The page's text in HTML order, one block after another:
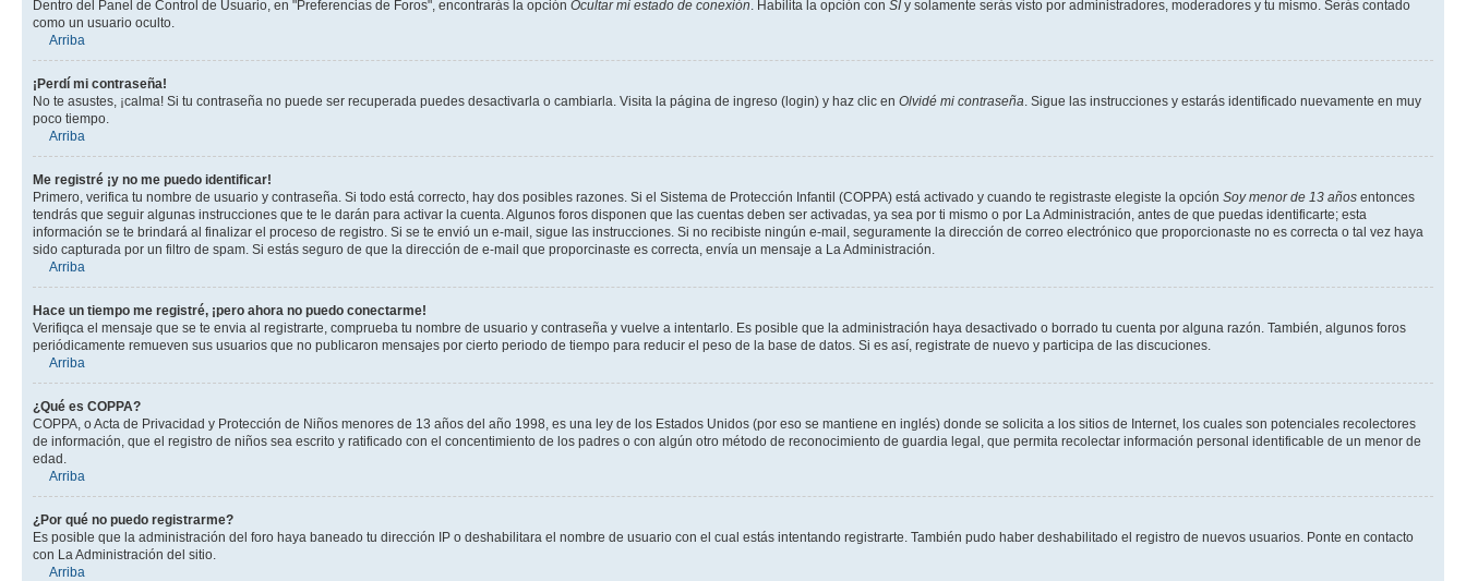
Dentro del Panel de Control de Usuario, en "Preferencias de Foros", encontrarás la opción Ocultar mi estado de conexión . Habilita la opción con SI y solamente serás visto por administradores, moderadores y tu mismo. Serás contado
como un usuario oculto.
Arriba
¡Perdí mi contraseña!
No te asustes, ¡calma! Si tu contraseña no puede ser recuperada puedes desactivarla o cambiarla. Visita la página de ingreso (login) y haz clic en Olvidé mi contraseña . Sigue las instrucciones y estarás identificado nuevamente en muy
poco tiempo.
Arriba
Me registré ¡y no me puedo identificar!
Primero, verifica tu nombre de usuario y contraseña. Si todo está correcto, hay dos posibles razones. Si el Sistema de Protección Infantil (COPPA) está activado y cuando te registraste elegiste la opción Soy menor de 13 años entonces
tendrás que seguir algunas instrucciones que te le darán para activar la cuenta. Algunos foros disponen que las cuentas deben ser activadas, ya sea por ti mismo o por La Administración, antes de que puedas identificarte; esta
información se te brindará al finalizar el proceso de registro. Si se te envió un e-mail, sigue las instrucciones. Si no recibiste ningún e-mail, seguramente la dirección de correo electrónico que proporcionaste no es correcta o tal vez haya
sido capturada por un filtro de spam. Si estás seguro de que la dirección de e-mail que proporcinaste es correcta, envía un mensaje a La Administración.
Arriba
Hace un tiempo me registré, ¡pero ahora no puedo conectarme!
Verifiqca el mensaje que se te envia al registrarte, comprueba tu nombre de usuario y contraseña y vuelve a intentarlo. Es posible que la administración haya desactivado o borrado tu cuenta por alguna razón. También, algunos foros
periódicamente remueven sus usuarios que no publicaron mensajes por cierto periodo de tiempo para reducir el peso de la base de datos. Si es así, registrate de nuevo y participa de las discuciones.
Arriba
¿Qué es COPPA?
COPPA, o Acta de Privacidad y Protección de Niños menores de 13 años del año 1998, es una ley de los Estados Unidos (por eso se mantiene en inglés) donde se solicita a los sitios de Internet, los cuales son potenciales recolectores
de información, que el registro de niños sea escrito y ratificado con el concentimiento de los padres o con algún otro método de reconocimiento de guardia legal, que permita recolectar información personal identificable de un menor de
edad.
Arriba
¿Por qué no puedo registrarme?
Es posible que la administración del foro haya baneado tu dirección IP o deshabilitara el nombre de usuario con el cual estás intentando registrarte. También pudo haber deshabilitado el registro de nuevos usuarios. Ponte en contacto
con La Administración del sitio.
Arriba